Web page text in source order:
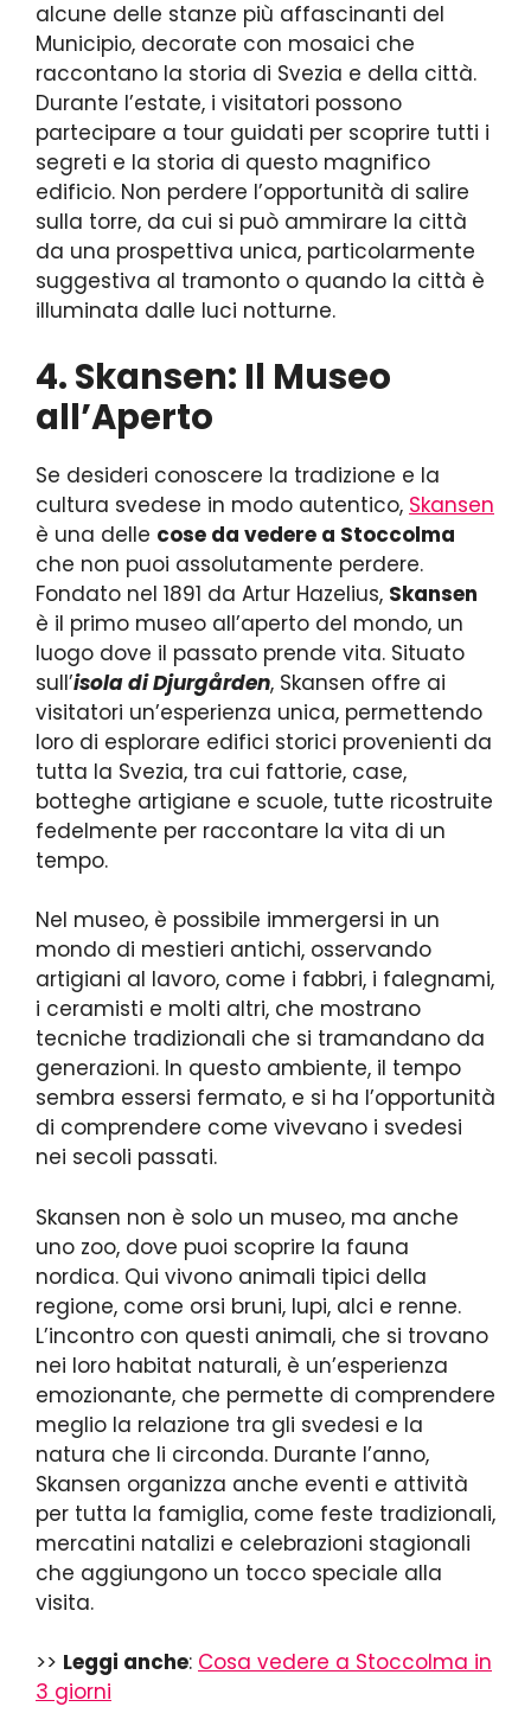
alcune delle stanze più affascinanti del
Municipio, decorate con mosaici che
raccontano la storia di Svezia e della città.
Durante l’estate, i visitatori possono
partecipare a tour guidati per scoprire tutti i
segreti e la storia di questo magnifico
edificio. Non perdere l’opportunità di salire
sulla torre, da cui si può ammirare la città
da una prospettiva unica, particolarmente
suggestiva al tramonto o quando la città è
illuminata dalle luci notturne.
4. Skansen: Il Museo
all’Aperto
Se desideri conoscere la tradizione e la
cultura svedese in modo autentico, Skansen
è una delle cose da vedere a Stoccolma
che non puoi assolutamente perdere.
Fondato nel 1891 da Artur Hazelius, Skansen
è il primo museo all’aperto del mondo, un
luogo dove il passato prende vita. Situato
sull’isola di Djurgården, Skansen offre ai
visitatori un’esperienza unica, permettendo
loro di esplorare edifici storici provenienti da
tutta la Svezia, tra cui fattorie, case,
botteghe artigiane e scuole, tutte ricostruite
fedelmente per raccontare la vita di un
tempo.
Nel museo, è possibile immergersi in un
mondo di mestieri antichi, osservando
artigiani al lavoro, come i fabbri, i falegnami,
i ceramisti e molti altri, che mostrano
tecniche tradizionali che si tramandano da
generazioni. In questo ambiente, il tempo
sembra essersi fermato, e si ha l’opportunità
di comprendere come vivevano i svedesi
nei secoli passati.
Skansen non è solo un museo, ma anche
uno zoo, dove puoi scoprire la fauna
nordica. Qui vivono animali tipici della
regione, come orsi bruni, lupi, alci e renne.
L’incontro con questi animali, che si trovano
nei loro habitat naturali, è un’esperienza
emozionante, che permette di comprendere
meglio la relazione tra gli svedesi e la
natura che li circonda. Durante l’anno,
Skansen organizza anche eventi e attività
per tutta la famiglia, come feste tradizionali,
mercatini natalizi e celebrazioni stagionali
che aggiungono un tocco speciale alla
visita.
>> Leggi anche: Cosa vedere a Stoccolma in
3 giorni